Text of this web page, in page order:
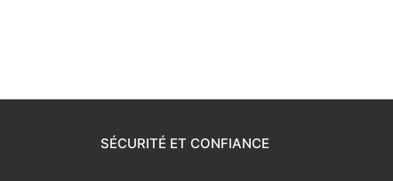
SÉCURITÉ ET CONFIANCE